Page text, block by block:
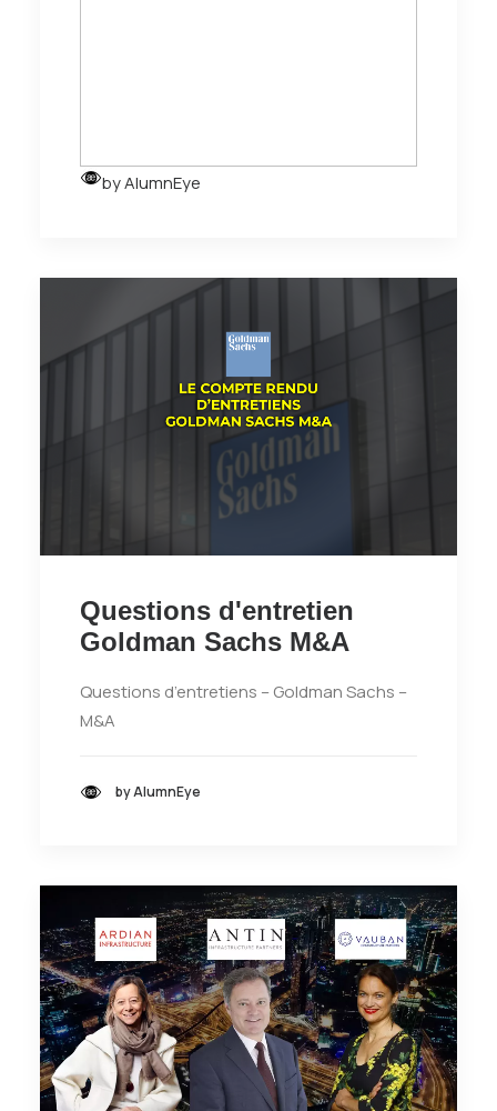
by AlumnEye
Questions d'entretien
Goldman Sachs M&A
Questions d’entretiens – Goldman Sachs –
M&A
by AlumnEye